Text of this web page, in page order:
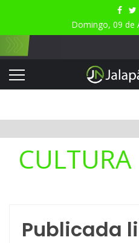
Domingo, 09 de
CULTURA
Publicada